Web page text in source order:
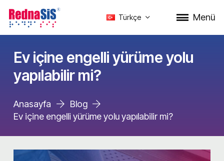
Türkçe Menü
Ev içine engelli yürüme yolu
yapılabilir mi?
Anasayfa
Blog
Ev içine engelli yürüme yolu yapılabilir mi?